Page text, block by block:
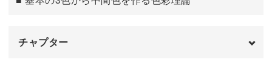
色づけ。
すいかの果汁のみずみずしさや、ゼリーに透ける淡い色合
チャプター